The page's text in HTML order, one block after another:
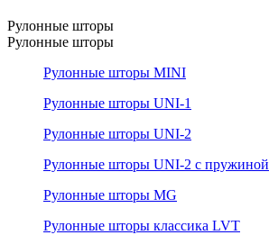
Рулонные шторы
Рулонные шторы
Рулонные шторы MINI
Рулонные шторы UNI-1
Рулонные шторы UNI-2
Рулонные шторы UNI-2 с пружиной
Рулонные шторы MG
Рулонные шторы классика LVT